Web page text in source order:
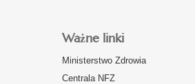
Ważne linki
Ministerstwo Zdrowia
Centrala NFZ